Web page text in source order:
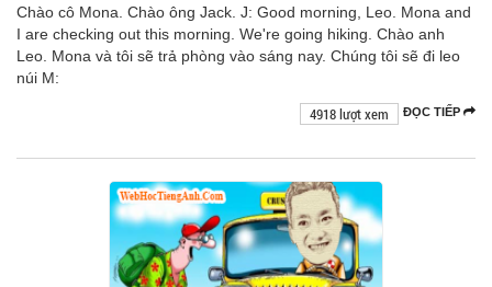
Chào cô Mona. Chào ông Jack. J: Good morning, Leo. Mona and
I are checking out this morning. We're going hiking. Chào anh
Leo. Mona và tôi sẽ trả phòng vào sáng nay. Chúng tôi sẽ đi leo
núi M:
ĐỌC TIẾP
4918 lượt xem